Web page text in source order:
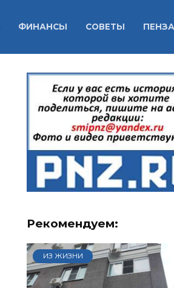
ФИНАНСЫ СОВЕТЫ ПЕНЗА
Рекомендуем:
ИЗ ЖИЗНИ